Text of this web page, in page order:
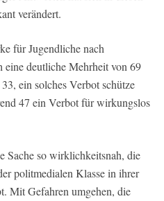
verändert.
für Jugendliche nach
deutliche Mehrheit von 69
ein solches Verbot schütze
47 ein Verbot für wirkungslos
Sache so wirklichkeitsnah, die
politmedialen Klasse in ihrer
Mit Gefahren umgehen, die